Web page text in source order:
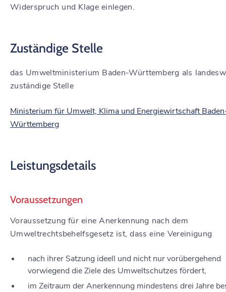
Widerspruch und Klage einlegen.
Zuständige Stelle
das Umweltministerium Baden-Württemberg als
zuständige Stelle
Ministerium für Umwelt, Klima und Energiewirtschaft
Württemberg
Leistungsdetails
Voraussetzungen
Voraussetzung für eine Anerkennung nach dem
Umweltrechtsbehelfsgesetz ist, dass eine Vereinigung
nach ihrer Satzung ideell und nicht nur vorübergehend
vorwiegend die Ziele des Umweltschutzes fördert,
im Zeitraum der Anerkennung mindestens drei Jahre